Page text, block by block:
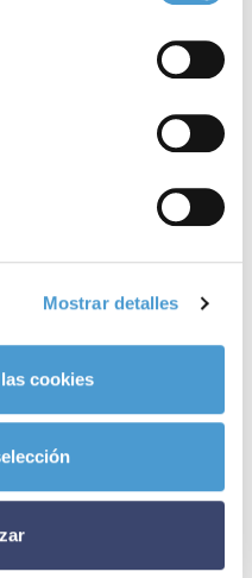
Mostrar detalles
cookies